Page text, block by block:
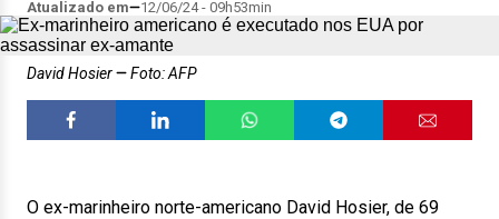
Atualizado em
12/06/24 - 09h53min
David Hosier Foto: AFP
O ex-marinheiro norte-americano David Hosier, de 69